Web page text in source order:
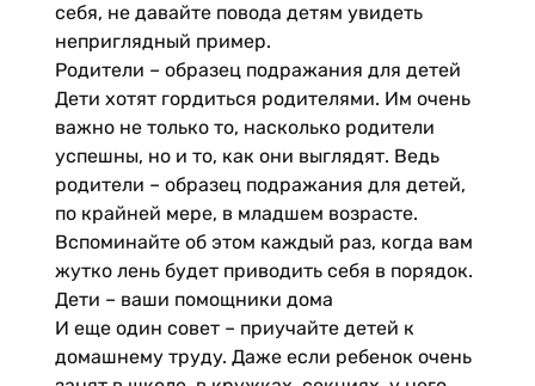
себя, не давайте повода детям увидеть
неприглядный пример.
Родители – образец подражания для детей
Дети хотят гордиться родителями. Им очень
важно не только то, насколько родители
успешны, но и то, как они выглядят. Ведь
родители – образец подражания для детей,
по крайней мере, в младшем возрасте.
Вспоминайте об этом каждый раз, когда вам
жутко лень будет приводить себя в порядок.
Дети – ваши помощники дома
И еще один совет – приучайте детей к
домашнему труду. Даже если ребенок очень